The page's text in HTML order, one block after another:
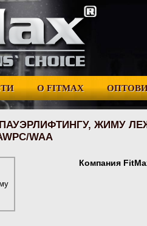
О FITMAX
ЖИМУ
WAA
Компания